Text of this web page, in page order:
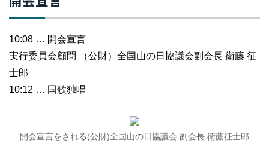
10:08 … 開会宣言
実行委員会顧問 （公財）全国山の日協議会副会長 衛藤 征
士郎
10:12 … 国歌独唱
開会宣言をされる(公財)全国山の日協議会 副会長 衛藤征士郎